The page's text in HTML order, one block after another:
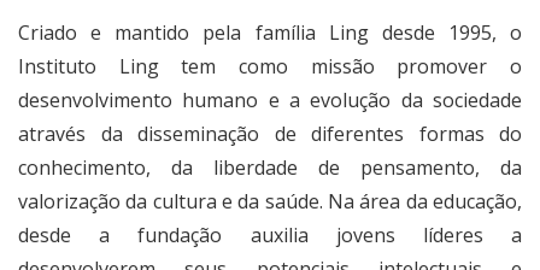
Criado e mantido pela família Ling desde 1995, o
Instituto Ling tem como missão promover o
desenvolvimento humano e a evolução da sociedade
através da disseminação de diferentes formas do
conhecimento, da liberdade de pensamento, da
valorização da cultura e da saúde. Na área da educação,
desde a fundação auxilia jovens líderes a